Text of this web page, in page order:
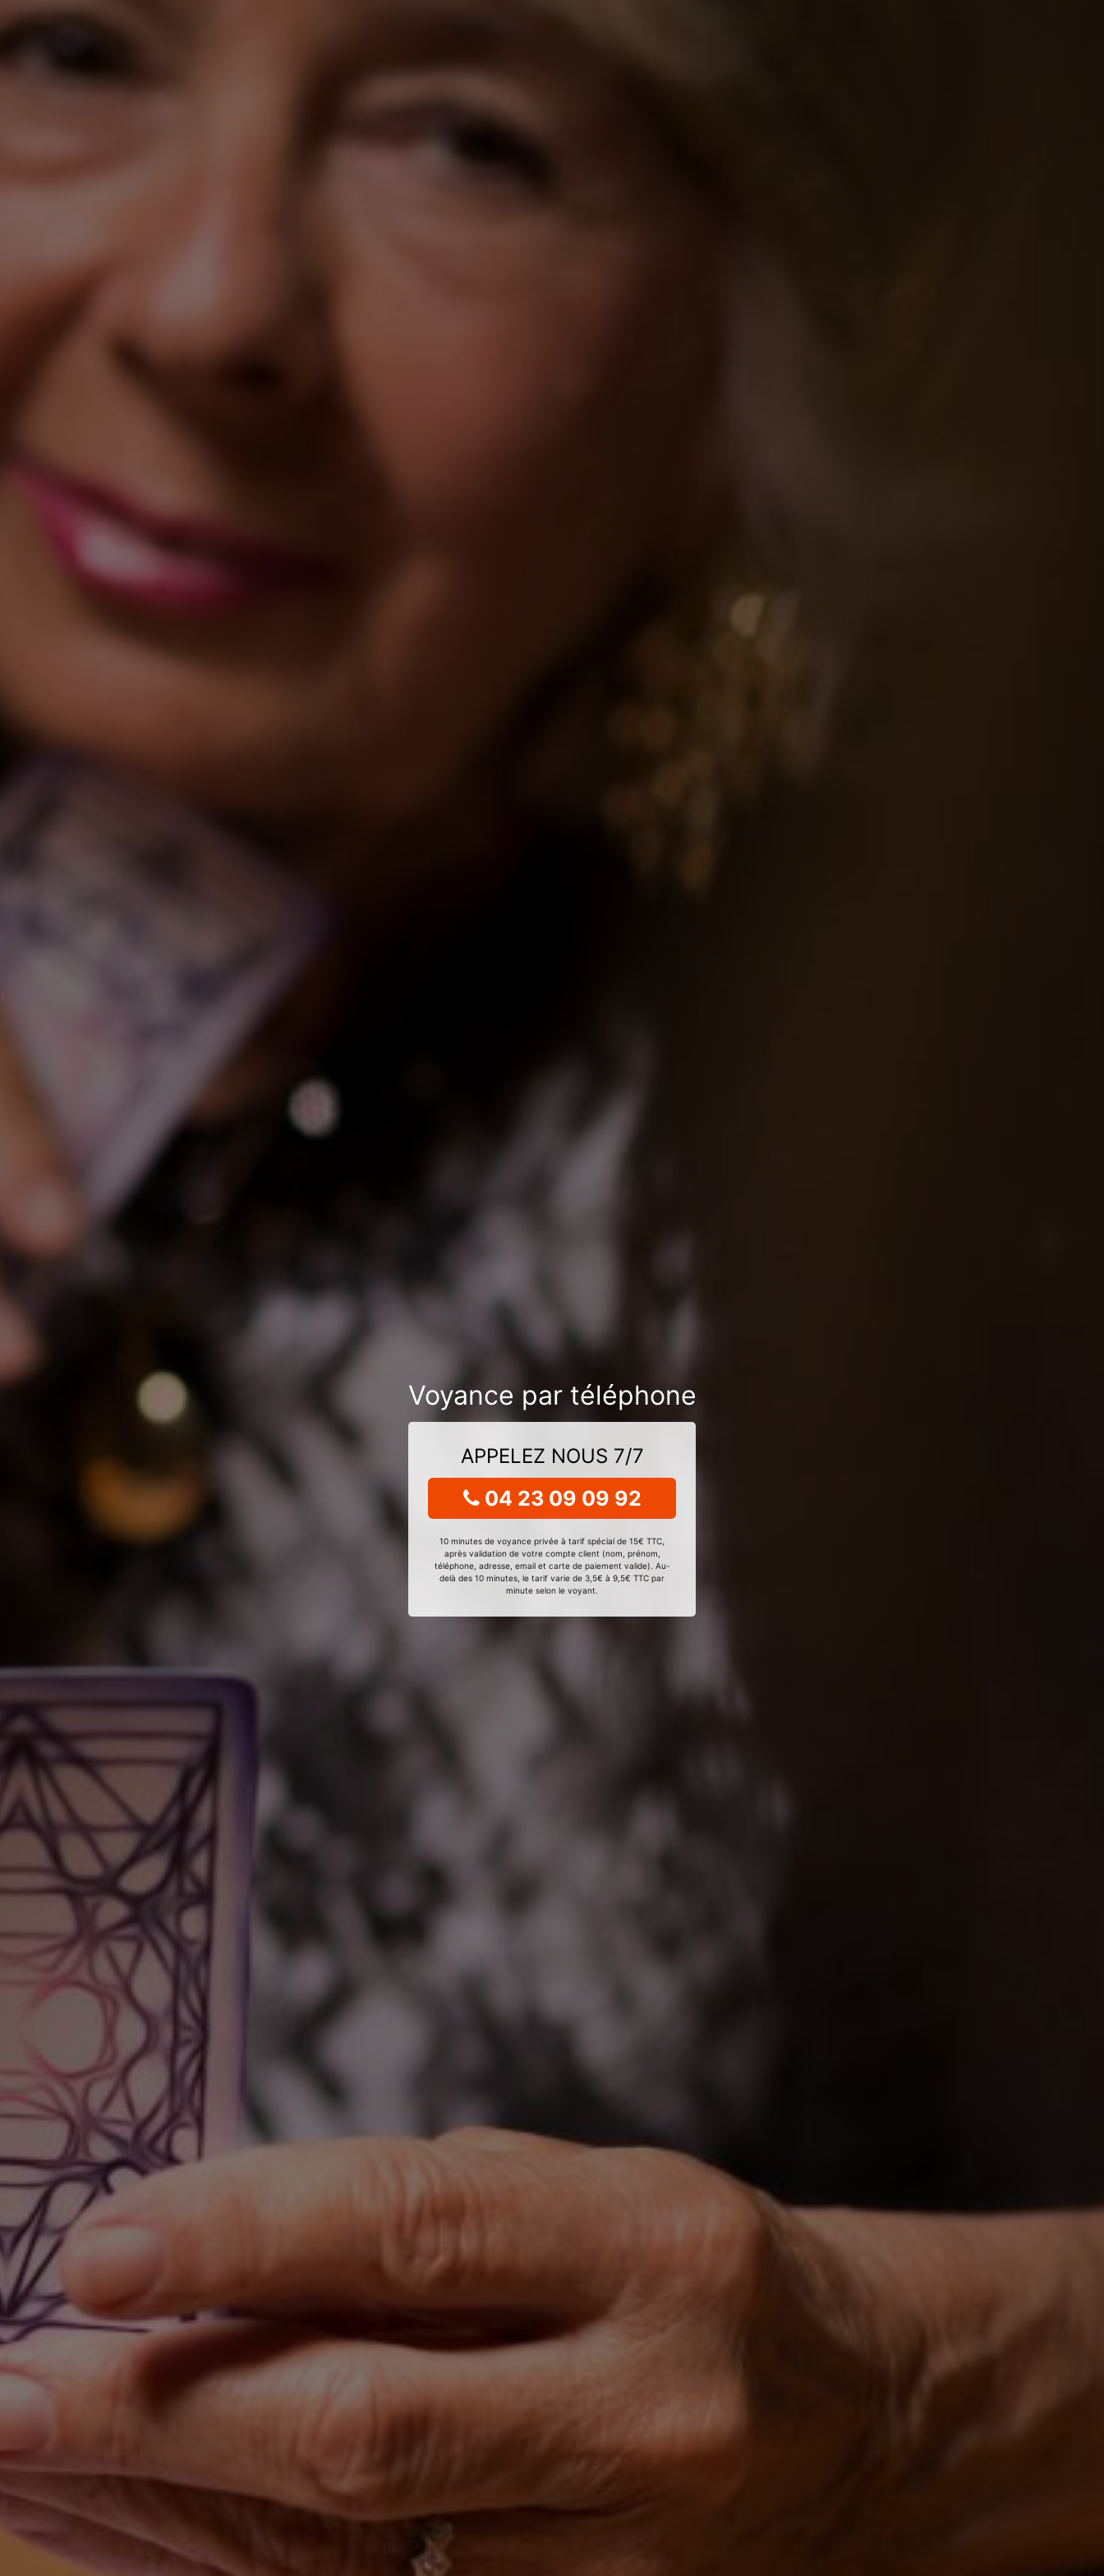
Voyance par téléphone
APPELEZ NOUS 7/7
04 23 09 09 92
10 minutes de voyance privée à tarif spécial de 15€ TTC,
après validation de votre compte client (nom, prénom,
téléphone, adresse, email et carte de paiement valide). Au-
delà des 10 minutes, le tarif varie de 3,5€ à 9,5€ TTC par
minute selon le voyant.